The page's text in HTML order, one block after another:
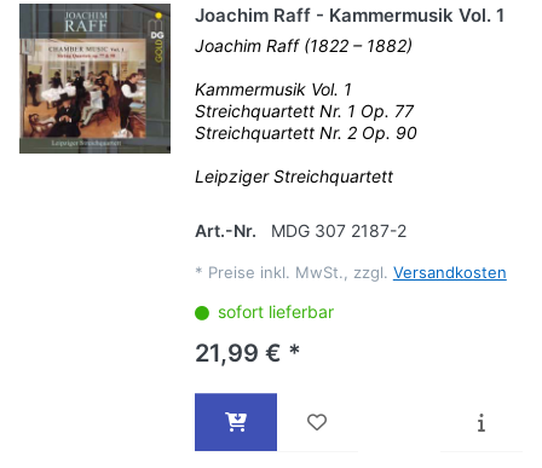
Joachim Raff - Kammermusik Vol. 1
Joachim Raff (1822 – 1882)
Kammermusik Vol. 1
Streichquartett Nr. 1 Op. 77
Streichquartett Nr. 2 Op. 90
Leipziger Streichquartett
Art.-Nr. MDG 307 2187-2
* Preise inkl. MwSt., zzgl. Versandkosten
sofort lieferbar
21,99 € *